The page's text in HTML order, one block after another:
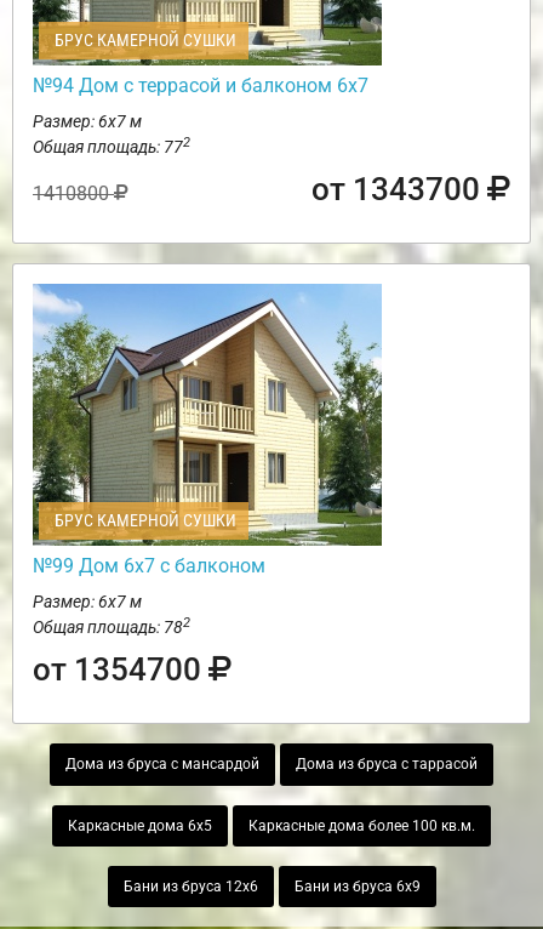
БРУС КАМЕРНОЙ СУШКИ
№94 Дом с террасой и балконом 6х7
Размер: 6х7 м
Общая площадь: 772
1410800 от 1343700
БРУС КАМЕРНОЙ СУШКИ
№99 Дом 6х7 с балконом
Размер: 6х7 м
Общая площадь: 782
от 1354700
Дома из бруса с мансардой Дома из бруса с таррасой
Каркасные дома 6х5 Каркасные дома более 100 кв.м.
Бани из бруса 12х6 Бани из бруса 6х9